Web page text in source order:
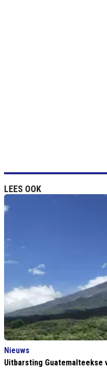
LEES OOK
Nieuws
Uitbarsting Guatemalteekse